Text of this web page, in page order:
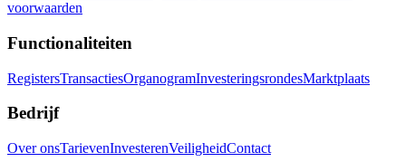
voorwaarden
Functionaliteiten
RegistersTransactiesOrganogramInvesteringsrondesMarktplaats
Bedrijf
Over onsTarievenInvesterenVeiligheidContact